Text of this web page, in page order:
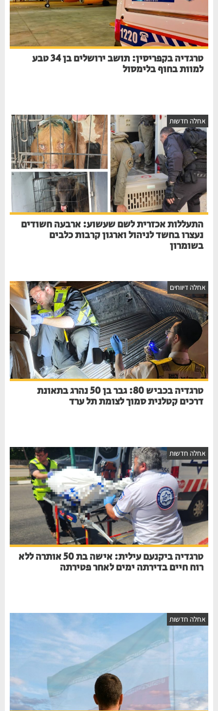
טרגדיה בקפריסין: תושב ירושלים בן 34 טבע
למוות בחוף בלימסול
אחלה חדשות
התעללות אכזרית לשם שעשוע: ארבעה חשודים
נעצרו בחשד לניהול וארגון קרבות כלבים
בשומרון
אחלה דיווחים
טרגדיה בכביש 80: גבר בן 50 נהרג בתאונת
דרכים קטלנית סמוך לצומת תל ערד
אחלה חדשות
טרגדיה ביקנעם עילית: אישה בת 50 אותרה ללא
רוח חיים בדירתה ימים לאחר פטירתה
אחלה חדשות